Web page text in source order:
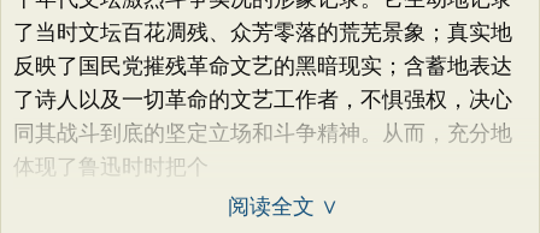
了当时文坛百花凋残、众芳零落的荒芜景象；真实地
反映了国民党摧残革命文艺的黑暗现实；含蓄地表达
了诗人以及一切革命的文艺工作者，不惧强权，决心
同其战斗到底的坚定立场和斗争精神。从而，充分地
体现了鲁迅时时把个
阅读全文 ∨